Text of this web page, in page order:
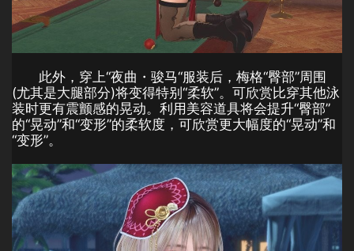
此外，穿上“夜曲・骏马“服装后，梅格“臀部”周围
(尤其是大腿部分)将变得特别“柔软”。可欣赏比穿其他泳
装时更有震颤感的晃动。利用美容道具将会提升“臀部”
的“晃动”和“变形”的柔软度，可欣赏更大幅度的“晃动”和
“变形”。